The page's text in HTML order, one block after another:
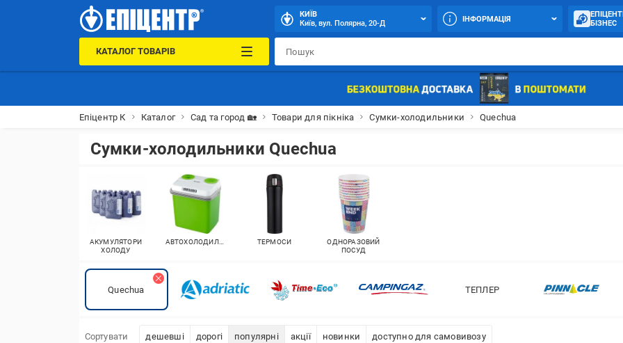
КИЇВ
Київ, вул. Полярна, 20-Д
ІНФОРМАЦІЯ
БІЗНЕС
КАТАЛОГ ТОВАРІВ
Епіцентр К Каталог Сад та город 🏡 Товари для пікніка Сумки-холодильники Quechua
Сумки-холодильники Quechua
АКУМУЛЯТОРИ
ХОЛОДУ
АВТОХОЛОДИЛЬНИКИ ТЕРМОСИ
ОДНОРАЗОВИЙ
ПОСУД
Quechua ТЕПЛЕР
Сортувати дешевші дорогі популярні акції новинки доступно для самовивозу